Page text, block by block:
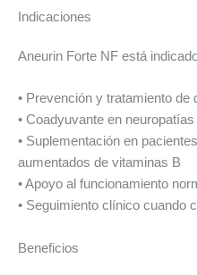
Indicaciones
Aneurin Forte NF está
• Prevención y tratamiento de
• Coadyuvante en
• Suplementación en
aumentados de vitaminas B
• Apoyo al funcionamiento
• Seguimiento clínico cuando
Beneficios